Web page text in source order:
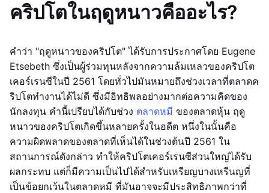
คริปโตในฤดูหนาวคืออะไร?
คำว่า "ฤดูหนาวของคริปโต" ได้รับการประกาศโดย Eugene
Etsebeth ซึ่งเป็นผู้ร่วมทุนหลังจากความล้มเหลวของคริปโต
เคอร์เรนซีในปี 2561 โดยทั่วไปมันหมายถึงช่วงเวลาที่ตลาดค
ริปโตทำงานได้ไม่ดี ซึ่งมีอิทธิพลอย่างมากต่อความคิดของ
นักลงทุน คำนี้เปรียบได้กับช่วง ตลาดหมี ของตลาดหุ้น ฤดู
หนาวของคริปโตเกิดขึ้นหลายครั้งในอดีต หนึ่งในนั้นคือ
ความผิดพลาดของตลาดที่เห็นได้ในช่วงต้นปี 2561 ใน
สถานการณ์ดังกล่าว ทำให้คริปโตเคอร์เรนซีส่วนใหญ่ได้รับ
ผลกระทบ แต่ก็มีความเป็นไปได้สำหรับเหรียญบางเหรีนญที่
เป็นข้อยกเว้นในตลาดหมี ที่มันอาจจะมีประสิทธิภาพกว่าที่